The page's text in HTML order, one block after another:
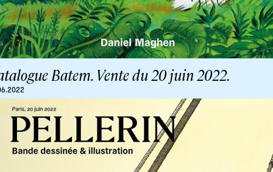
Batem. Vente du 20 juin 2022.